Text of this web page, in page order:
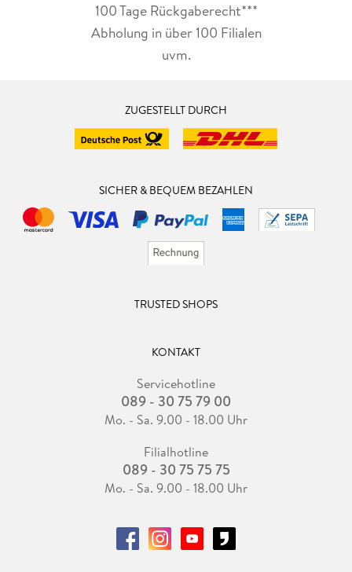
100 Tage Rückgaberecht***
Abholung in über 100 Filialen
uvm.
ZUGESTELLT DURCH
SICHER & BEQUEM BEZAHLEN
TRUSTED SHOPS
KONTAKT
Servicehotline
089 - 30 75 79 00
Mo. - Sa. 9.00 - 18.00 Uhr
Filialhotline
089 - 30 75 75 75
Mo. - Sa. 9.00 - 18.00 Uhr